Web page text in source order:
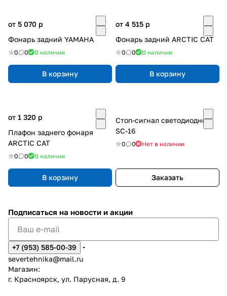
от 5 070 p
Фонарь задний YAMAHA
0 0 В наличии
В корзину
от 4 515 p
Фонарь задний ARCTIC CAT
0 0 В наличии
В корзину
от 1 320 p
Плафон заднего фонаря
ARCTIC CAT
0 0 В наличии
В корзину
Стоп-сигнал светодиодный
SC-16
0 0 Нет в наличии
Заказать
Подписаться на новости и акции
+7 (953) 585-00-39
severtehnika@mail.ru
Магазин:
г. Красноярск, ул. Парусная, д. 9